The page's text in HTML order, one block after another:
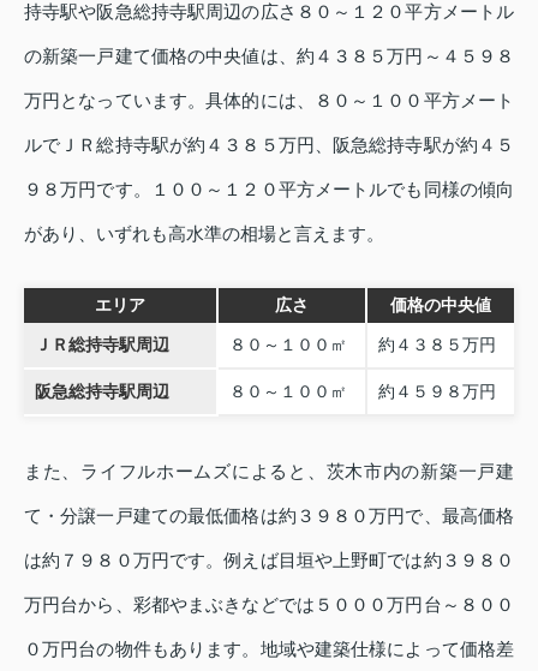
持寺駅や阪急総持寺駅周辺の広さ８０～１２０平方メートル
の新築一戸建て価格の中央値は、約４３８５万円～４５９８
万円となっています。具体的には、８０～１００平方メート
ルでＪＲ総持寺駅が約４３８５万円、阪急総持寺駅が約４５
９８万円です。１００～１２０平方メートルでも同様の傾向
があり、いずれも高水準の相場と言えます。
エリア 広さ 価格の中央値
ＪＲ総持寺駅周辺 ８０～１００㎡ 約４３８５万円
阪急総持寺駅周辺 ８０～１００㎡ 約４５９８万円
また、ライフルホームズによると、茨木市内の新築一戸建
て・分譲一戸建ての最低価格は約３９８０万円で、最高価格
は約７９８０万円です。例えば目垣や上野町では約３９８０
万円台から、彩都やまぶきなどでは５０００万円台～８００
０万円台の物件もあります。地域や建築仕様によって価格差